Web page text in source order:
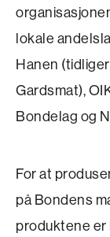
lokale
Hanen
Gardsmat),
Bondelag og
For at
på Bondens
produktene er